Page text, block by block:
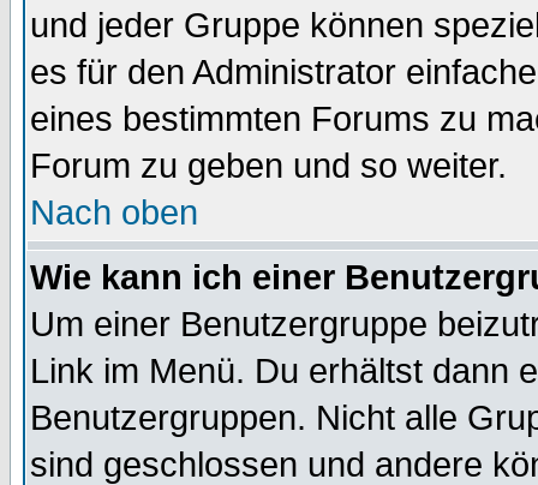
und jeder Gruppe können
es für den Administrator
eines bestimmten Forums zu
Forum zu geben und so weiter.
Nach oben
Wie kann ich einer
Um einer Benutzergruppe
Link im Menü. Du erhältst dann
Benutzergruppen. Nicht alle
sind geschlossen und andere